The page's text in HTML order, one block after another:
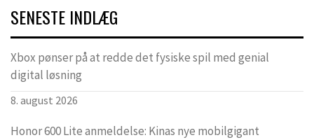
SENESTE INDLÆG
Xbox pønser på at redde det fysiske spil med genial
digital løsning
8. august 2026
Honor 600 Lite anmeldelse: Kinas nye mobilgigant